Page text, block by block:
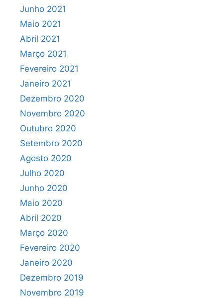
Junho 2021
Maio 2021
Abril 2021
Março 2021
Fevereiro 2021
Janeiro 2021
Dezembro 2020
Novembro 2020
Outubro 2020
Setembro 2020
Agosto 2020
Julho 2020
Junho 2020
Maio 2020
Abril 2020
Março 2020
Fevereiro 2020
Janeiro 2020
Dezembro 2019
Novembro 2019